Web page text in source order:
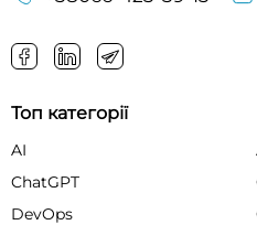
Топ категорії
AI
ChatGPT
DevOps